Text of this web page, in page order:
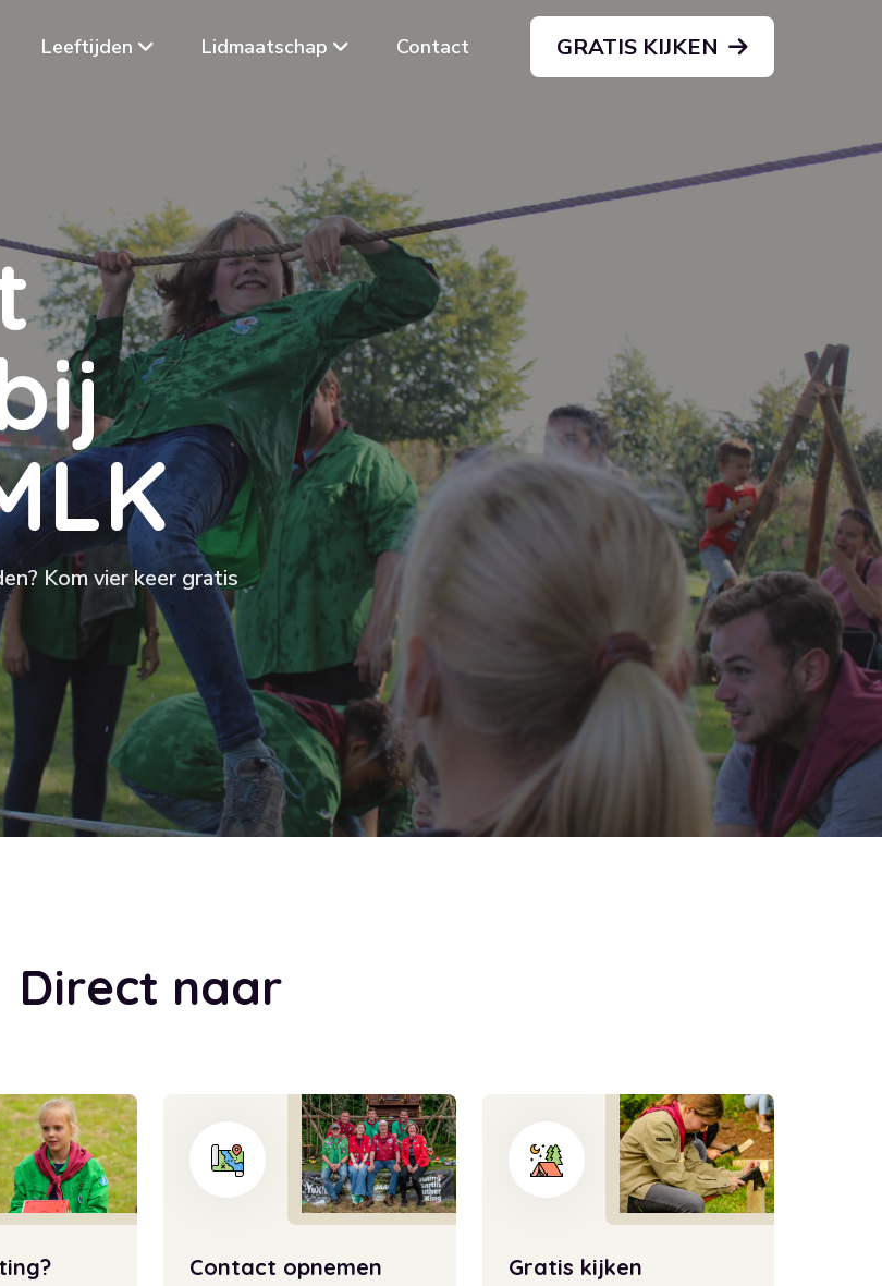
Leeftijden Lidmaatschap Contact GRATIS KIJKEN
ij
LK
Kom vier keer gratis
Direct naar
Contact opnemen Gratis kijken